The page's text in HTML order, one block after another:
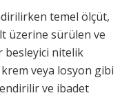
temel ölçüt,
üzerine sürülen ve
besleyici nitelik
veya losyon gibi
ve ibadet